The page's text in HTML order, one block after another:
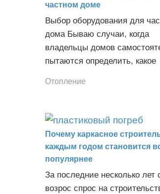
частном доме
Выбор оборудования для
дома Бываю случаи, когда
владельцы домов
пытаются определить, какое
Отопление
Почему каркасное
каждым годом становится
популярнее
За последние несколько лет
возрос спрос на